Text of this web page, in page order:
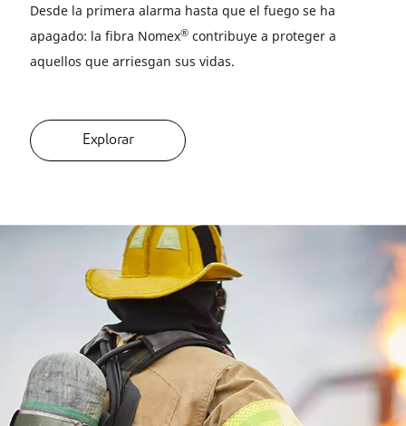
Desde la primera alarma hasta que el fuego se ha
apagado: la fibra Nomex® contribuye a proteger a
aquellos que arriesgan sus vidas.
Explorar